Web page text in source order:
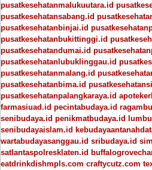
pusatkesehatanmalukuutara.id
pusatkesehatansabang.id
pusatkesehatanbinjai.id
pusatkesehatanbukittinggi.id
pusatkesehatandumai.id
pusatkesehatanlubuklinggau.id
pusatkesehatanmalang.id
pusatkesehatanbima.id
pusatkesehatanpalangkaraya.id
farmasiuad.id pecintabudaya.id
senibudaya.id penikmatbudaya.id
senibudayaislam.id
wartabudayasanggau.id sribudaya.id
satlantaspolresklaten.id
eatdrinkdishmpls.com craftycutz.com